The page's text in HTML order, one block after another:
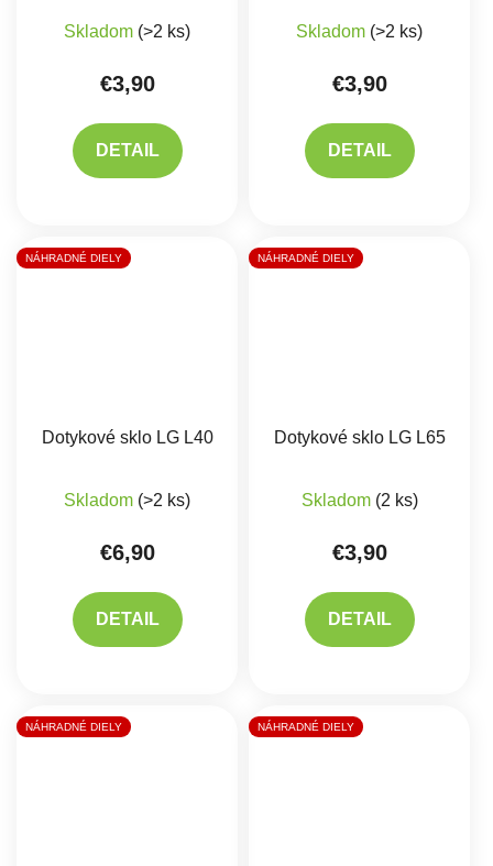
Skladom (>2 ks)
€3,90
DETAIL
Skladom (>2 ks)
€3,90
DETAIL
NÁHRADNÉ DIELY
Dotykové sklo LG L40
Skladom (>2 ks)
€6,90
DETAIL
NÁHRADNÉ DIELY
Dotykové sklo LG L65
Skladom (2 ks)
€3,90
DETAIL
NÁHRADNÉ DIELY NÁHRADNÉ DIELY